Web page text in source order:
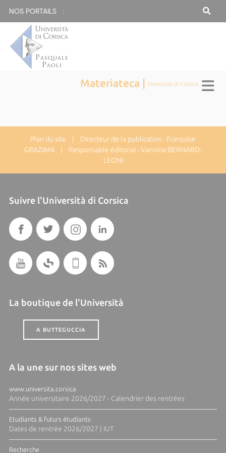
NOS PORTAILS :
Materiateca | Università di Corsica
Plan du site | Directeur de la publication : Françoise
GRAZIANI | Responsable éditorial : Vannina BERNARD-
LEONI
Suivre l'Università di Corsica
La boutique de l'Università
A BUTTEGUCCIA
A la une sur nos sites web
www.universita.corsica
Année universitaire 2026/2027 - Calendrier des rentrées
Etudiants & futurs étudiants
Dates de rentrée 2026/2027 | IUT
Recherche